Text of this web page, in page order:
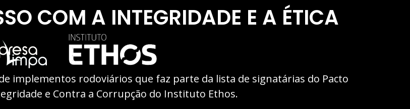
COM A INTEGRIDADE E A ÉTICA
implementos rodoviários que faz parte da lista de signatárias do Pacto
e Contra a Corrupção do Instituto Ethos.